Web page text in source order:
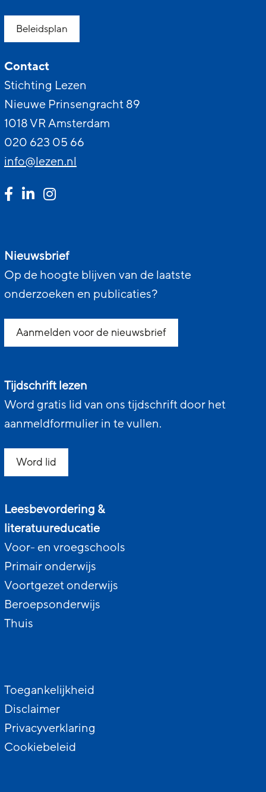
Beleidsplan
Contact
Stichting Lezen
Nieuwe Prinsengracht 89
1018 VR Amsterdam
020 623 05 66
info@lezen.nl
Nieuwsbrief
Op de hoogte blijven van de laatste
onderzoeken en publicaties?
Aanmelden voor de nieuwsbrief
Tijdschrift lezen
Word gratis lid van ons tijdschrift door het
aanmeldformulier in te vullen.
Word lid
Leesbevordering &
literatuureducatie
Voor- en vroegschools
Primair onderwijs
Voortgezet onderwijs
Beroepsonderwijs
Thuis
Toegankelijkheid
Disclaimer
Privacyverklaring
Cookiebeleid